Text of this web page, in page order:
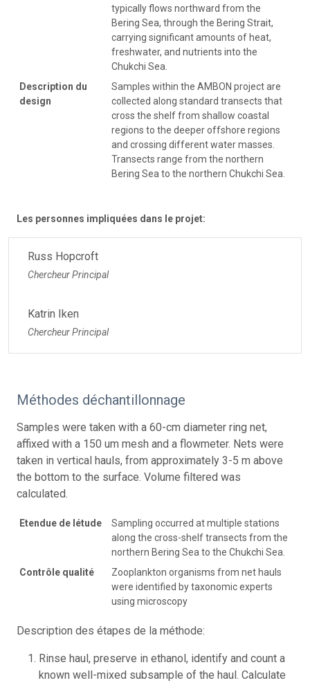
typically flows northward from the
Bering Sea, through the Bering Strait,
carrying significant amounts of heat,
freshwater, and nutrients into the
Chukchi Sea.
Description du
design
Samples within the AMBON project are
collected along standard transects that
cross the shelf from shallow coastal
regions to the deeper offshore regions
and crossing different water masses.
Transects range from the northern
Bering Sea to the northern Chukchi Sea.
Les personnes impliquées dans le projet:
Russ Hopcroft
Chercheur Principal
Katrin Iken
Chercheur Principal
Méthodes déchantillonnage
Samples were taken with a 60-cm diameter ring net,
affixed with a 150 um mesh and a flowmeter. Nets were
taken in vertical hauls, from approximately 3-5 m above
the bottom to the surface. Volume filtered was
calculated.
Etendue de létude
Sampling occurred at multiple stations
along the cross-shelf transects from the
northern Bering Sea to the Chukchi Sea.
Contrôle qualité
Zooplankton organisms from net hauls
were identified by taxonomic experts
using microscopy
Description des étapes de la méthode:
Rinse haul, preserve in ethanol, identify and count a
known well-mixed subsample of the haul. Calculate